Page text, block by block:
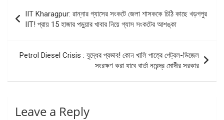
navigation
IIT Kharagpur: রান্নার গ্যাসের সংকটে জেলা শাসককে চিঠি কাছে খড়গপুর
IIT! প্রায় 15 হাজার পড়ুয়ার খাবার নিয়ে গ্যাস সংকটের আশঙ্কা
Petrol Diesel Crisis : যুদ্ধের প্রভাব! কোন খালি পাত্রে পেট্রল-ডিজ়েল
সংরক্ষণ করা যাবে বার্তা নরেন্দ্র মোদীর সরকার
Leave a Reply